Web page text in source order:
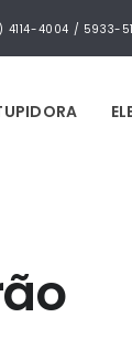
4114-4004 / 5933-